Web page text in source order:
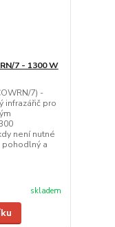
7 - 1300 W
7) -
infrazářič pro
není nutné
a
skladem